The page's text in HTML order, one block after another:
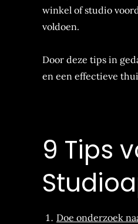
winkel of studio
voldoen.
Door deze tips in
en een effectieve
9 Tips
Doe onderzoek